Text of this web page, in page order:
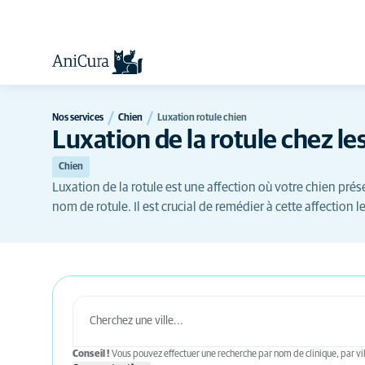
Nos services Chien Luxation rotule chien
Luxation de la rotule chez
Chien
Luxation de la rotule est une affection où votre chien
nom de rotule. Il est crucial de remédier à cette affection
Conseil ! Vous pouvez effectuer une recherche par nom de clinique, par